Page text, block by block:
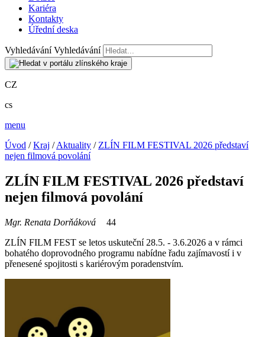
Kariéra
Kontakty
Úřední deska
Vyhledávání Vyhledávání
CZ
cs
menu
Úvod /Kraj /Aktuality / ZLÍN FILM FESTIVAL 2026 představí
nejen filmová povolání
ZLÍN FILM FESTIVAL 2026 představí
nejen filmová povolání
Mgr. Renata Dorňáková
44
ZLÍN FILM FEST se letos uskuteční 28.5. - 3.6.2026 a v rámci
bohatého doprovodného programu nabídne řadu zajímavostí i v
přenesené spojitosti s kariérovým poradenstvím.